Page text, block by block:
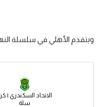
منتخب مصر
الدوري الإسباني
ويتقدم الأهلي في سلسلة النهائي بنتيجة 2-0
الاتحاد السكندري |
سلة